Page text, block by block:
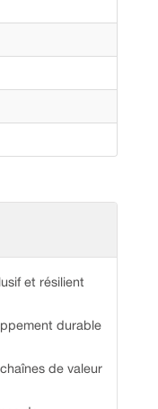
et résilient
durable
de valeur